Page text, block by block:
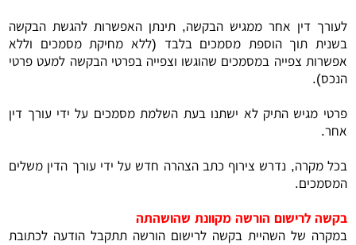
לעורך דין אחר ממגיש הבקשה, תינתן האפשרות להגשת הבקשה
בשנית תוך הוספת מסמכים בלבד (ללא מחיקת מסמכים וללא
אפשרות צפייה במסמכים שהוגשו וצפייה בפרטי הבקשה למעט פרטי
הנכס).
פרטי מגיש התיק לא ישתנו בעת השלמת מסמכים על ידי עורך דין
אחר.
בכל מקרה, נדרש צירוף כתב הצהרה חדש על ידי עורך הדין משלים
המסמכים.
בקשה לרישום הורשה מקוונת שהושהתה
במקרה של השהיית בקשה לרישום הורשה תתקבל הודעה לכתובת